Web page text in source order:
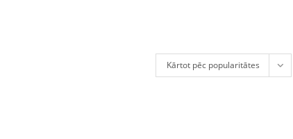
Kārtot pēc popularitātes